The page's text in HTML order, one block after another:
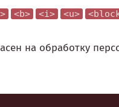
<b> <i> <u>
на обработку